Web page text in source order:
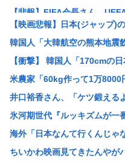
【悲報】FIFA会長さん、
海賊王の左腕、死亡www
【地震】東京、ドンっと揺れ
ショートスリーパー掘、いよ
「小泉やめろ！」→市民らが
【悲報】ニューバランスはダ
【悲報】渡邊渚さん「私が
【悲報】スーパーの裏でヤニ
東京に住むメリット、よく考
【映画悲報】日本(ジャップ
韓国人「大韓航空の熊本地震
【衝撃】 韓国人「170cmの
米農家「60kg作って1万
井口裕香さん、「ケツ鍛える
氷河期世代『ルッキズムが一
海外「日本なんて行くんじ
ちいかわ映画見てきたんやが